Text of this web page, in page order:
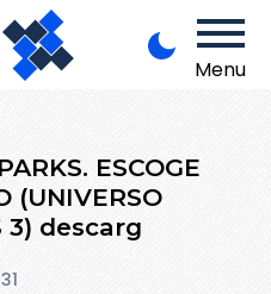
Menu
ESCOGE
(UNIVERSO
3) descarg